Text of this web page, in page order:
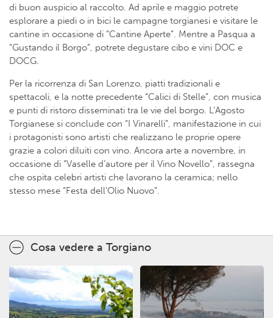
di buon auspicio al raccolto. Ad aprile e maggio potrete
esplorare a piedi o in bici le campagne torgianesi e visitare le
cantine in occasione di “Cantine Aperte”. Mentre a Pasqua a
“Gustando il Borgo”, potrete degustare cibo e vini DOC e
DOCG.
Per la ricorrenza di San Lorenzo, piatti tradizionali e
spettacoli, e la notte precedente “Calici di Stelle”, con musica
e punti di ristoro disseminati tra le vie del borgo. L’Agosto
Torgianese si conclude con “I Vinarelli”, manifestazione in cui
i protagonisti sono artisti che realizzano le proprie opere
grazie a colori diluiti con vino. Ancora arte a novembre, in
occasione di “Vaselle d’autore per il Vino Novello”, rassegna
che ospita celebri artisti che lavorano la ceramica; nello
stesso mese “Festa dell’Olio Nuovo”.
Cosa vedere a Torgiano